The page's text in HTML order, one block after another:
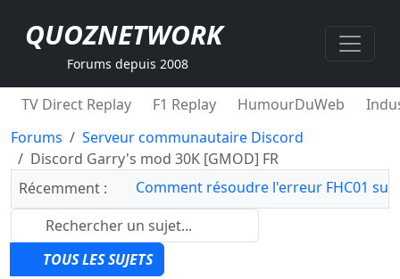
QUOZNETWORK
Forums depuis 2008
TV Direct Replay F1 Replay HumourDuWeb
Forums
Serveur communautaire Discord
Discord Garry's mod 30K [GMOD] FR
Récemment :
Comment résoudre l'erreur FHC01 sur
TOUS LES SUJETS